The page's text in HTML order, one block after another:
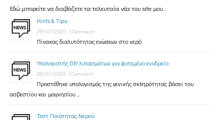
Εδώ μπορείτε να διαβάζετε τα τελευταία νέα του site μου...
Hints & Tips
29/07/2020 1 Comment
Πίνακας διαλυτότητας ενώσεων στο νερό
Υπολογιστής DIY λιπασμάτων για φυτεμένο ενυδρείο
28/07/2020 1 Comment
Προστέθηκε υπολογισμός της γενικής σκληρότητας βάσει του
ασβεστίου και μαγνησίου …
Τεστ Ποιότητας Νερού